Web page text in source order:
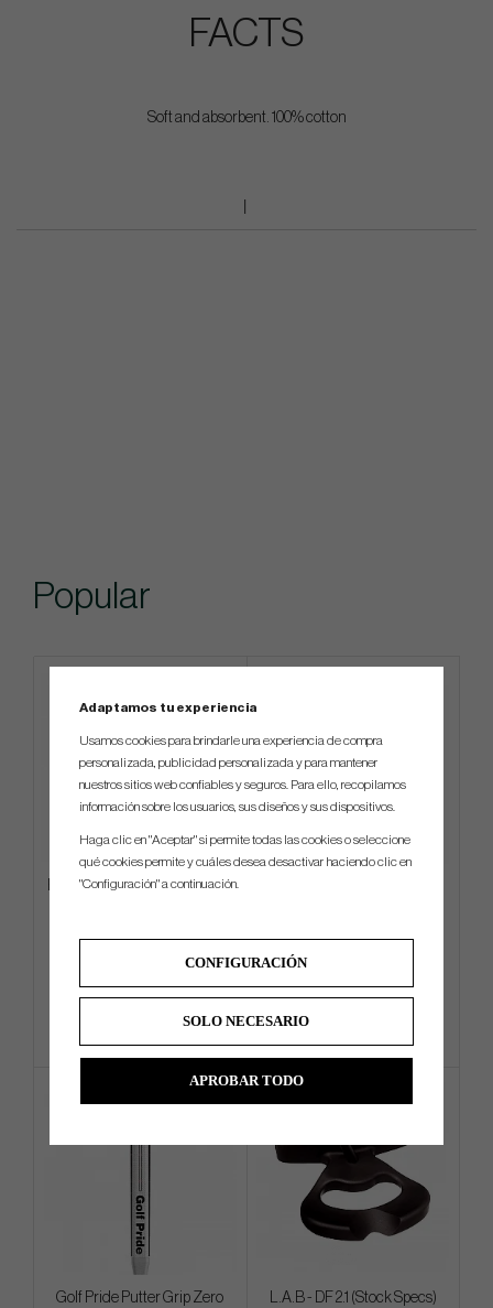
FACTS
Soft and absorbent. 100% cotton
Popular
Evnroll Neo Classic ER2 Black
Info Compra Info Compra
Golf Pride Putter Grip Zero
L.A.B - DF 2.1 (Stock Specs)
Adaptamos tu experiencia
Usamos cookies para brindarle una experiencia de compra
personalizada, publicidad personalizada y para mantener
nuestros sitios web confiables y seguros. Para ello, recopilamos
información sobre los usuarios, sus diseños y sus dispositivos.
Haga clic en "Aceptar" si permite todas las cookies o seleccione
qué cookies permite y cuáles desea desactivar haciendo clic en
"Configuración" a continuación.
CONFIGURACIÓN
SOLO NECESARIO
APROBAR TODO